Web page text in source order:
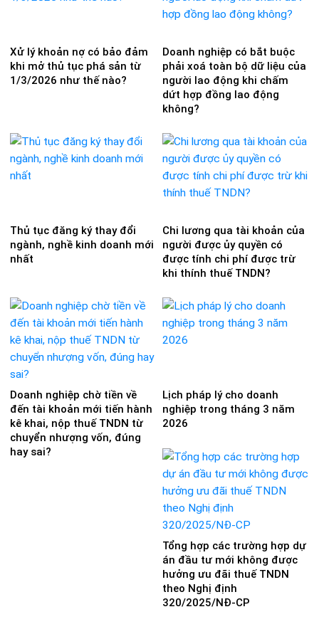
Xử lý khoản nợ có bảo đảm
khi mở thủ tục phá sản từ
1/3/2026 như thế nào?
Doanh nghiệp có bắt buộc
phải xoá toàn bộ dữ liệu của
người lao động khi chấm
dứt hợp đồng lao động
không?
Thủ tục đăng ký thay đổi
ngành, nghề kinh doanh mới
nhất
Chi lương qua tài khoản của
người được ủy quyền có
được tính chi phí được trừ
khi thính thuế TNDN?
Doanh nghiệp chờ tiền về
đến tài khoản mới tiến hành
kê khai, nộp thuế TNDN từ
chuyển nhượng vốn, đúng
hay sai?
Lịch pháp lý cho doanh
nghiệp trong tháng 3 năm
2026
Tổng hợp các trường hợp dự
án đầu tư mới không được
hưởng ưu đãi thuế TNDN
theo Nghị định
320/2025/NĐ-CP